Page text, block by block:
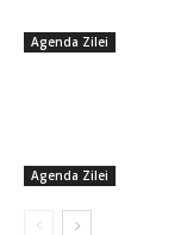
Agenda Zilei
Agenda Zilei